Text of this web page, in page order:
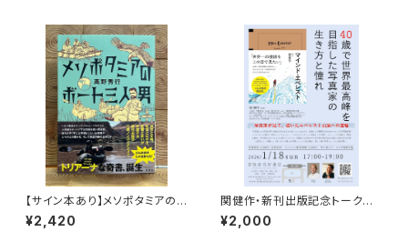
【サイン本あり】メソポタミアの
ボート三人男
¥2,420
関健作・新刊出版記念トークイ
ベント録画視聴権
¥2,000